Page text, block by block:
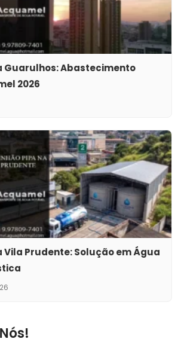
Guarulhos: Abastecimento
2026
Vila Prudente: Solução em Água